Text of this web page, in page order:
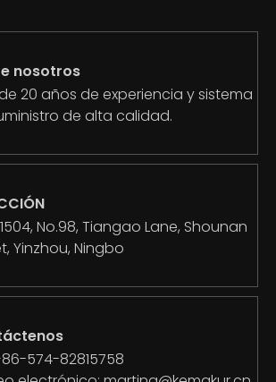
motos Anillo de pistón de motocicleta
Línea de embrague de motocicleta
nosotros
20 años de experiencia y sistema
de alta calidad.
No.98, Tiangao Lane, Shounan
Yinzhou, Ningbo
574-82815758